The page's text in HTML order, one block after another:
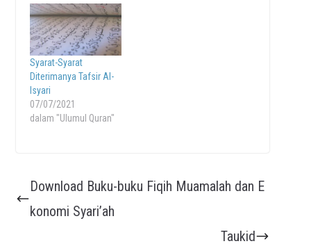
Syarat-Syarat
Diterimanya Tafsir Al-
Isyari
07/07/2021
dalam "Ulumul Quran"
Download Buku-buku Fiqih Muamalah dan E
konomi Syari’ah
Taukid